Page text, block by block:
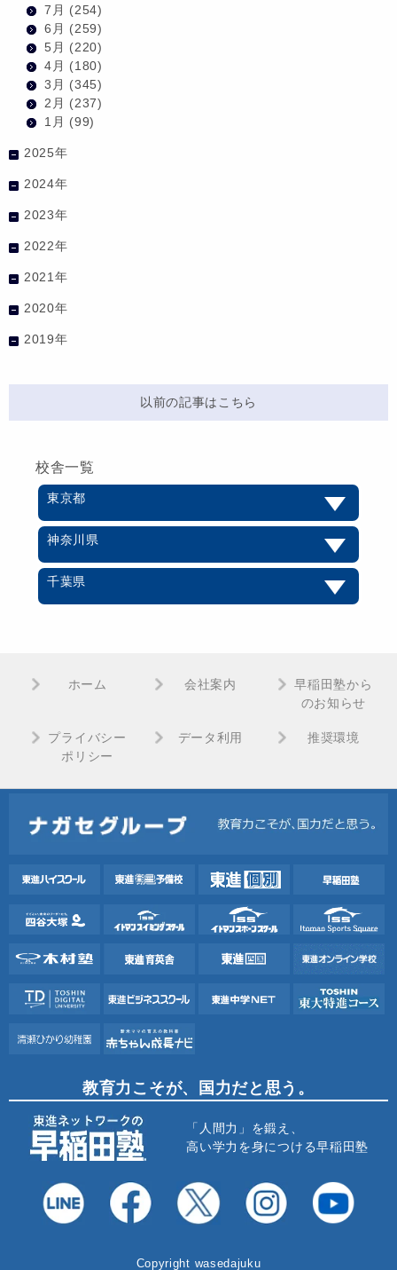
7月 (254)
6月 (259)
5月 (220)
4月 (180)
3月 (345)
2月 (237)
1月 (99)
2025年
2024年
2023年
2022年
2021年
2020年
2019年
以前の記事はこちら
校舎一覧
東京都
神奈川県
千葉県
ホーム 会社案内
早稲田塾から
のお知らせ
プライバシー
ポリシー
データ利用 推奨環境
教育力こそが、国力だと思う。
「人間力」を鍛え、
高い学力を身につける早稲田塾
Copyright wasedajuku